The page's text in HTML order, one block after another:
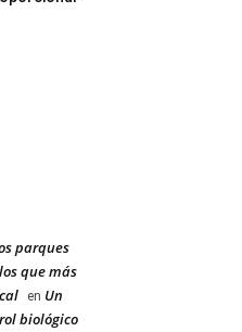
parques
que más
en Un
biológico